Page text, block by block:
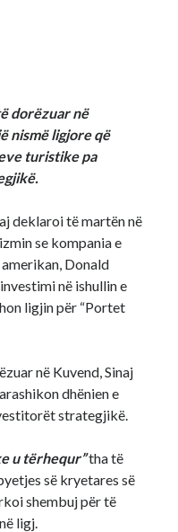
dorëzuar në
nismë ligjore që
turistike pa
deklaroi të martën në
se kompania e
Donald
në ishullin e
ligjin për “Portet
në Kuvend, Sinaj
dhënien e
strategjikë.
u tërhequr”tha të
së kryetares së
shembuj për të
ligj.